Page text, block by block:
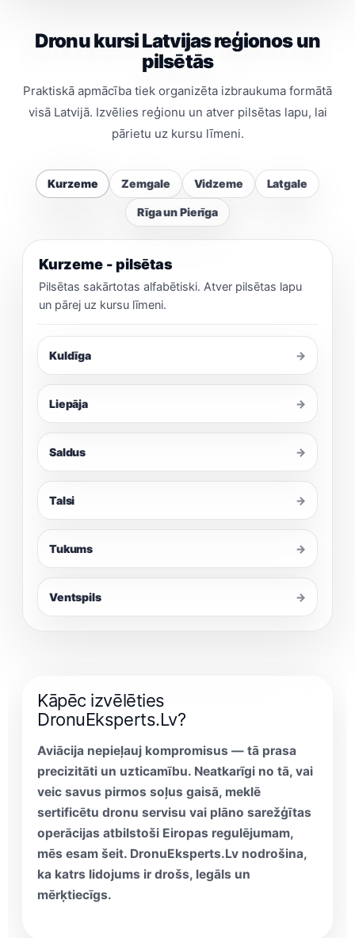
Dronu kursi Latvijas reģionos un
pilsētās
Praktiskā apmācība tiek organizēta izbraukuma formātā
visā Latvijā. Izvēlies reģionu un atver pilsētas lapu, lai
pārietu uz kursu līmeni.
Kurzeme Zemgale Vidzeme Latgale
Rīga un Pierīga
Kurzeme - pilsētas
Pilsētas sakārtotas alfabētiski. Atver pilsētas lapu
un pārej uz kursu līmeni.
Kuldīga →
Liepāja →
Saldus →
Talsi →
Tukums →
Ventspils →
Kāpēc izvēlēties
DronuEksperts.Lv?
Aviācija nepieļauj kompromisus — tā prasa
precizitāti un uzticamību. Neatkarīgi no tā, vai
veic savus pirmos soļus gaisā, meklē
sertificētu dronu servisu vai plāno sarežģītas
operācijas atbilstoši Eiropas regulējumam,
mēs esam šeit. DronuEksperts.Lv nodrošina,
ka katrs lidojums ir drošs, legāls un
mērķtiecīgs.